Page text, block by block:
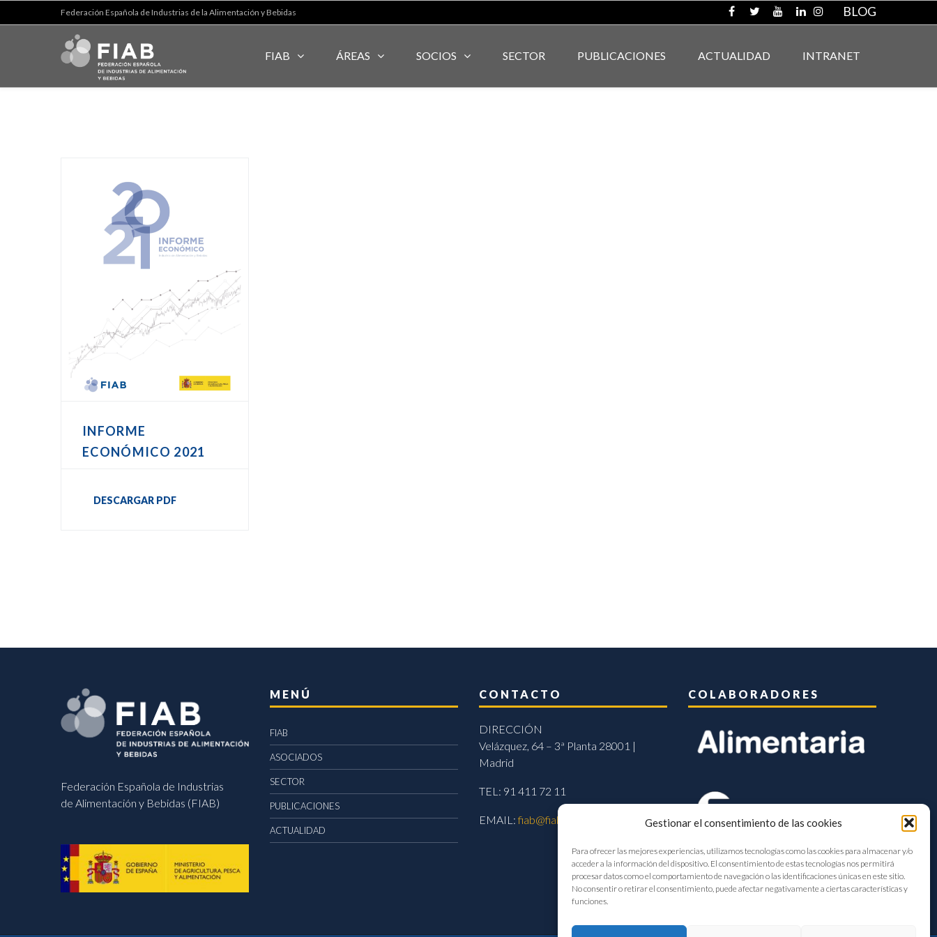
Gestionar el consentimiento de las cookies
Para ofrecer las mejores experiencias, utilizamos tecnologías como las cookies para almacenar y/o
acceder a la información del dispositivo. El consentimiento de estas tecnologías nos permitirá
procesar datos como el comportamiento de navegación o las identificaciones únicas en este sitio.
No consentir o retirar el consentimiento, puede afectar negativamente a ciertas características y
funciones.
Federación Española de Industrias de la Alimentación y Bebidas BLOG
FIAB ÁREAS SOCIOS SECTOR PUBLICACIONES ACTUALIDAD INTRANET
INFORME
ECONÓMICO 2021
DESCARGAR PDF
Federación Española de Industrias
de Alimentación y Bebidas (FIAB)
MENÚ
FIAB
ASOCIADOS
SECTOR
PUBLICACIONES
ACTUALIDAD
CONTACTO
DIRECCIÓN
Velázquez, 64 – 3ª Planta 28001 |
Madrid
TEL: 91 411 72 11
EMAIL:fiab@fiab.es
COLABORADORES